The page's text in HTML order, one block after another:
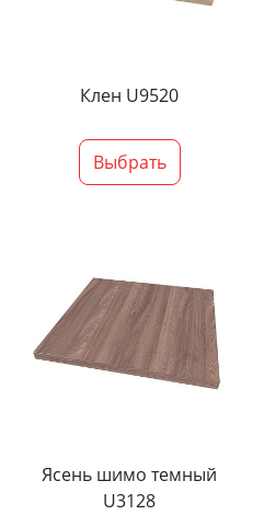
Клен U9520
Выбрать
Ясень шимо темный
U3128